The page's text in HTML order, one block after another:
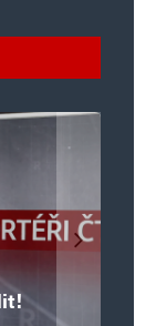
díl:
díl:
se